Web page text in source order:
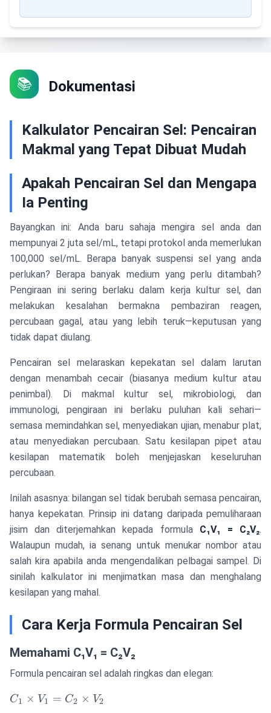
📚 Dokumentasi
Kalkulator Pencairan Sel: Pencairan
Makmal yang Tepat Dibuat Mudah
Apakah Pencairan Sel dan Mengapa
Ia Penting
Bayangkan ini: Anda baru sahaja mengira sel anda dan
mempunyai 2 juta sel/mL, tetapi protokol anda memerlukan
100,000 sel/mL. Berapa banyak suspensi sel yang anda
perlukan? Berapa banyak medium yang perlu ditambah?
Pengiraan ini sering berlaku dalam kerja kultur sel, dan
melakukan kesalahan bermakna pembaziran reagen,
percubaan gagal, atau yang lebih teruk—keputusan yang
tidak dapat diulang.
Pencairan sel melaraskan kepekatan sel dalam larutan
dengan menambah cecair (biasanya medium kultur atau
penimbal). Di makmal kultur sel, mikrobiologi, dan
immunologi, pengiraan ini berlaku puluhan kali sehari—
semasa memindahkan sel, menyediakan ujian, menabur plat,
atau menyediakan percubaan. Satu kesilapan pipet atau
kesilapan matematik boleh menjejaskan keseluruhan
percubaan.
Inilah asasnya: bilangan sel tidak berubah semasa pencairan,
hanya kepekatan. Prinsip ini datang daripada pemuliharaan
jisim dan diterjemahkan kepada formula C₁V₁ = C₂V₂.
Walaupun mudah, ia senang untuk menukar nombor atau
salah kira apabila anda mengendalikan pelbagai sampel. Di
sinilah kalkulator ini menjimatkan masa dan menghalang
kesilapan yang mahal.
Cara Kerja Formula Pencairan Sel
Memahami C₁V₁ = C₂V₂
Formula pencairan sel adalah ringkas dan elegan:
C_1
C1 × V1 = C2 × V2